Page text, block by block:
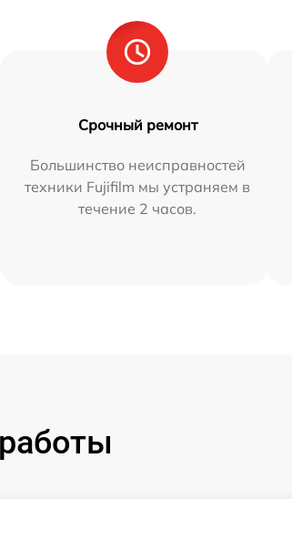
Срочный ремонт
Большинство неисправностей
техники Fujifilm мы устраняем в
течение 2 часов.